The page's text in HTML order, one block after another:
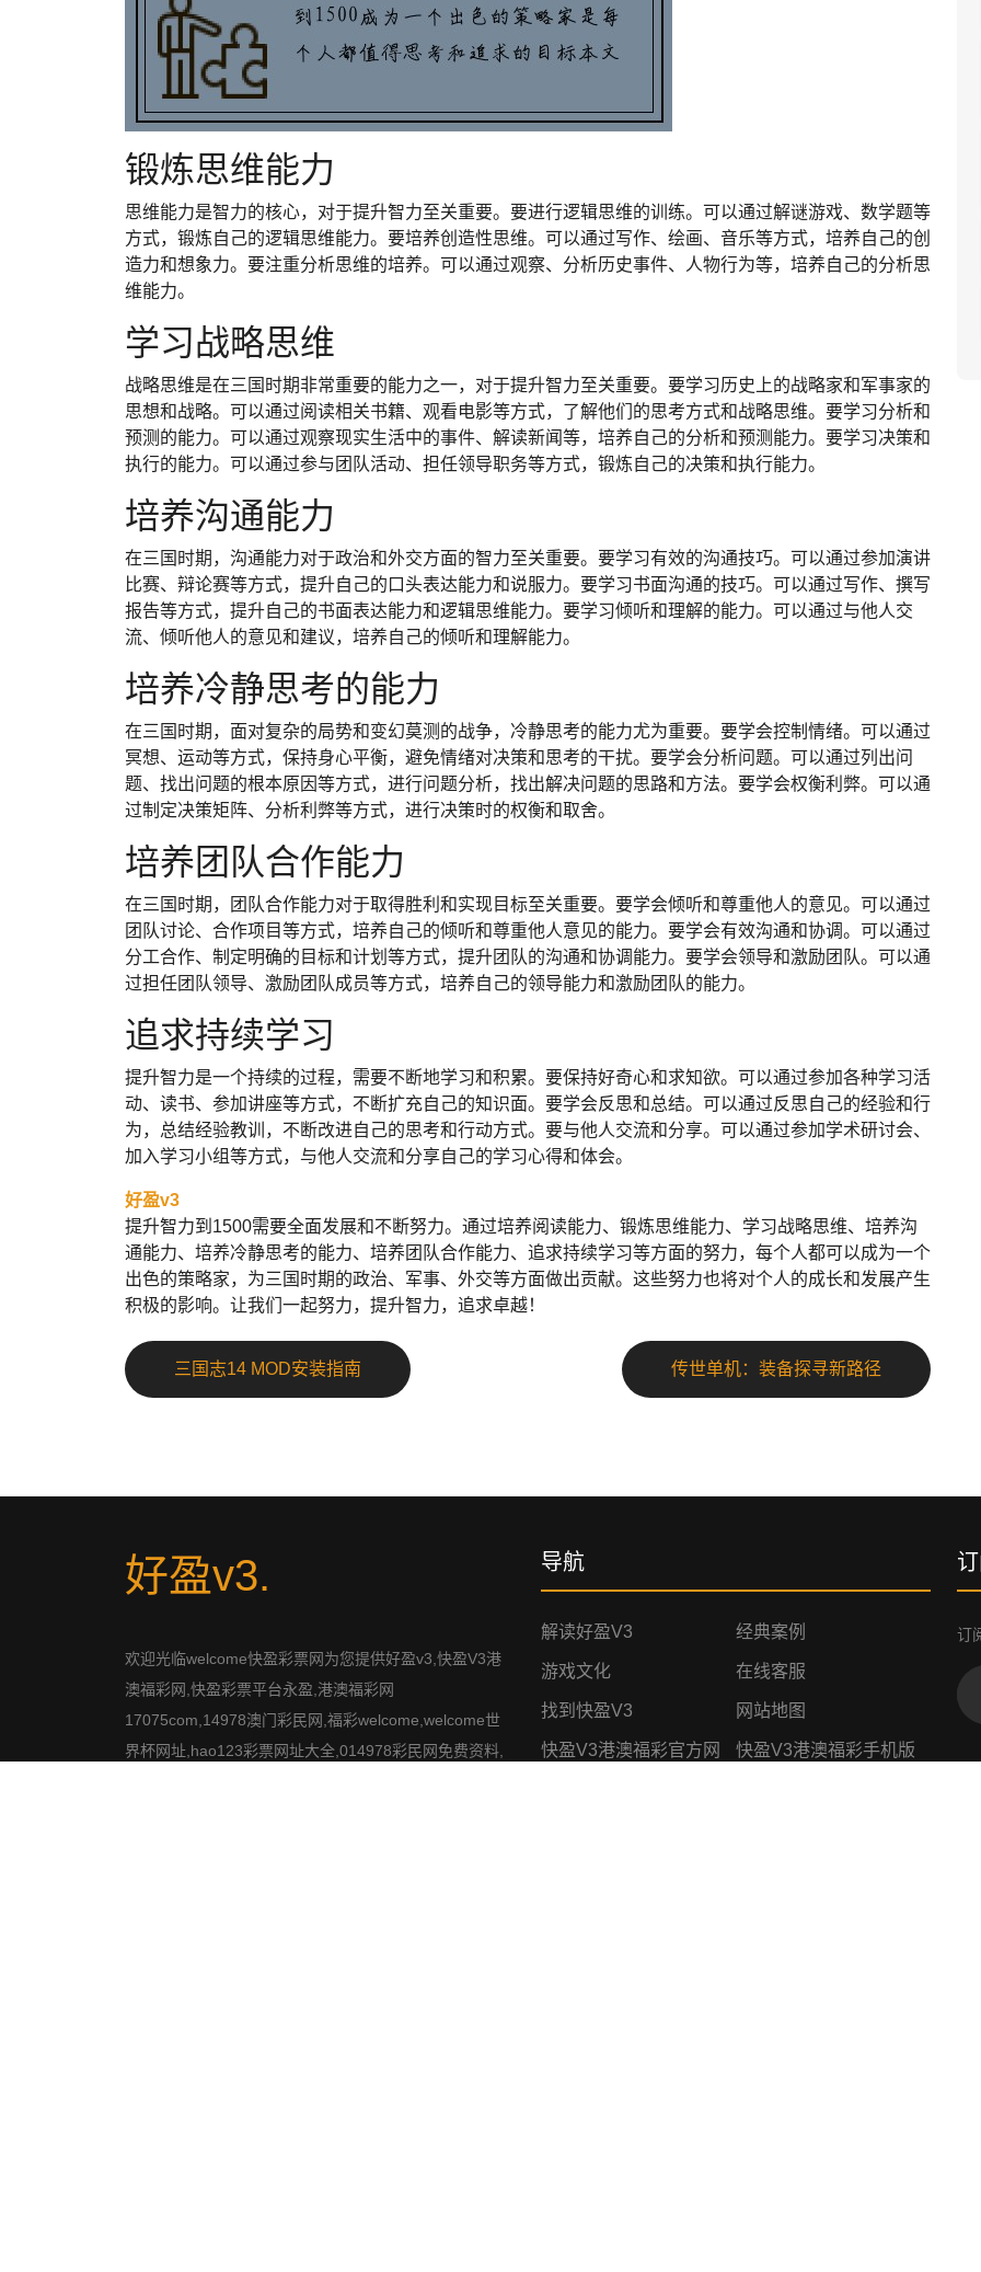
锻炼思维能力
思维能力是智力的核心，对于提升智力至关重要。要进行逻辑思维的训练。可以通过解谜游戏、数学题等
方式，锻炼自己的逻辑思维能力。要培养创造性思维。可以通过写作、绘画、音乐等方式，培养自己的创
造力和想象力。要注重分析思维的培养。可以通过观察、分析历史事件、人物行为等，培养自己的分析思
维能力。
学习战略思维
战略思维是在三国时期非常重要的能力之一，对于提升智力至关重要。要学习历史上的战略家和军事家的
思想和战略。可以通过阅读相关书籍、观看电影等方式，了解他们的思考方式和战略思维。要学习分析和
预测的能力。可以通过观察现实生活中的事件、解读新闻等，培养自己的分析和预测能力。要学习决策和
执行的能力。可以通过参与团队活动、担任领导职务等方式，锻炼自己的决策和执行能力。
培养沟通能力
在三国时期，沟通能力对于政治和外交方面的智力至关重要。要学习有效的沟通技巧。可以通过参加演讲
比赛、辩论赛等方式，提升自己的口头表达能力和说服力。要学习书面沟通的技巧。可以通过写作、撰写
报告等方式，提升自己的书面表达能力和逻辑思维能力。要学习倾听和理解的能力。可以通过与他人交
流、倾听他人的意见和建议，培养自己的倾听和理解能力。
培养冷静思考的能力
在三国时期，面对复杂的局势和变幻莫测的战争，冷静思考的能力尤为重要。要学会控制情绪。可以通过
冥想、运动等方式，保持身心平衡，避免情绪对决策和思考的干扰。要学会分析问题。可以通过列出问
题、找出问题的根本原因等方式，进行问题分析，找出解决问题的思路和方法。要学会权衡利弊。可以通
过制定决策矩阵、分析利弊等方式，进行决策时的权衡和取舍。
培养团队合作能力
在三国时期，团队合作能力对于取得胜利和实现目标至关重要。要学会倾听和尊重他人的意见。可以通过
团队讨论、合作项目等方式，培养自己的倾听和尊重他人意见的能力。要学会有效沟通和协调。可以通过
分工合作、制定明确的目标和计划等方式，提升团队的沟通和协调能力。要学会领导和激励团队。可以通
过担任团队领导、激励团队成员等方式，培养自己的领导能力和激励团队的能力。
追求持续学习
提升智力是一个持续的过程，需要不断地学习和积累。要保持好奇心和求知欲。可以通过参加各种学习活
动、读书、参加讲座等方式，不断扩充自己的知识面。要学会反思和总结。可以通过反思自己的经验和行
为，总结经验教训，不断改进自己的思考和行动方式。要与他人交流和分享。可以通过参加学术研讨会、
加入学习小组等方式，与他人交流和分享自己的学习心得和体会。
好盈v3
提升智力到1500需要全面发展和不断努力。通过培养阅读能力、锻炼思维能力、学习战略思维、培养沟
通能力、培养冷静思考的能力、培养团队合作能力、追求持续学习等方面的努力，每个人都可以成为一个
出色的策略家，为三国时期的政治、军事、外交等方面做出贡献。这些努力也将对个人的成长和发展产生
积极的影响。让我们一起努力，提升智力，追求卓越！
三国志14 MOD安装指南 传世单机：装备探寻新路径
好盈v3.
欢迎光临welcome快盈彩票网为您提供好盈v3,快盈V3港
澳福彩网,快盈彩票平台永盈,港澳福彩网
17075com,14978澳门彩民网,福彩welcome,welcome世
界杯网址,hao123彩票网址大全,014978彩民网免费资料,
导航
解读好盈v3 经典案例
游戏文化 在线客服
找到快盈V3 网站地图
快盈V3港澳福彩官方网
快盈V3港澳福彩手机版
订